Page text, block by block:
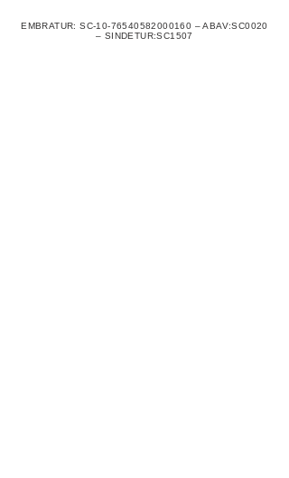
EMBRATUR: SC-10-76540582000160 – ABAV:SC0020
– SINDETUR:SC1507